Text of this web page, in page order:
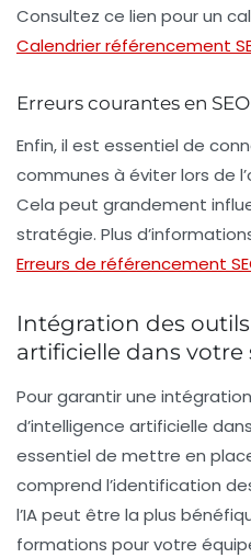
Consultez ce lien pour un
Calendrier référencement
Erreurs courantes en
Enfin, il est essentiel de
communes à éviter lors de
Cela peut grandement
stratégie. Plus
Erreurs de référencement
Intégration des
artificielle dans votre
Pour garantir une
d’intelligence artificielle
essentiel de mettre en
comprend l’identification
l’IA peut être la plus
formations pour votre